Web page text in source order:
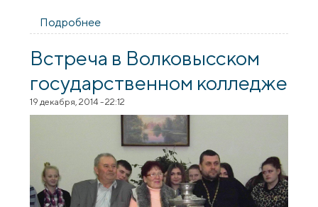
Подробнее
принял участие в акции посвященной
здоровому образу жизни
Встреча в Волковысском
государственном колледже
19 декабря, 2014 - 22:12